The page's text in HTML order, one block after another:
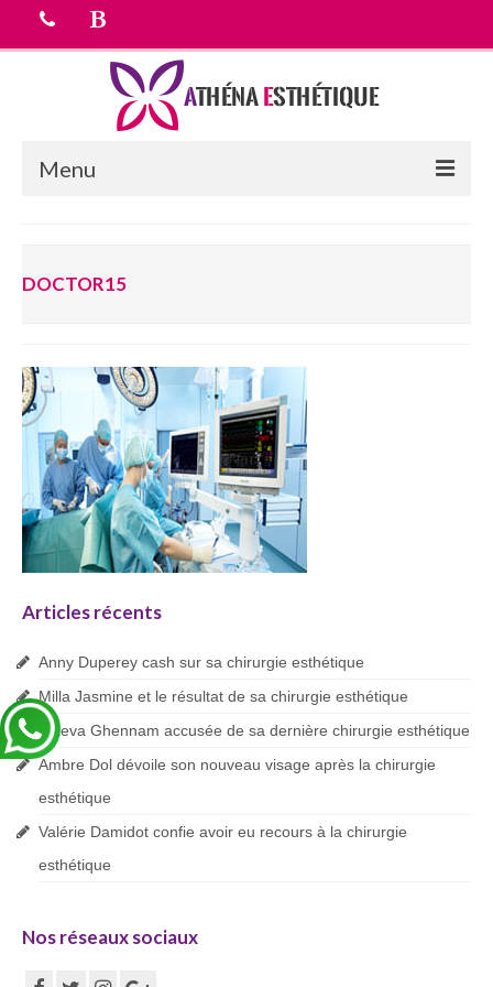
Menu
chirurgie esthetique
Equipe médicale
Devis Gratuit
Blog
DOCTOR15
Articles récents
Anny Duperey cash sur sa chirurgie esthétique
Milla Jasmine et le résultat de sa chirurgie esthétique
Maeva Ghennam accusée de sa dernière chirurgie esthétique
Ambre Dol dévoile son nouveau visage après la chirurgie
esthétique
Valérie Damidot confie avoir eu recours à la chirurgie
esthétique
Nos réseaux sociaux